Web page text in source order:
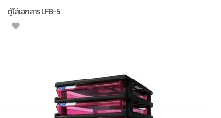
ตู้ใส่เอกสาร LFB-5